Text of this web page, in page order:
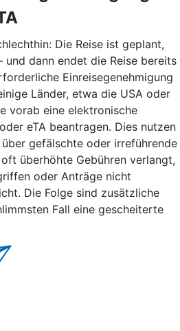
Die Reise ist geplant,
dann endet die Reise bereits
Einreisegenehmigung
Länder, etwa die USA oder
vorab eine elektronische
eTA beantragen. Dies nutzen
gefälschte oder irreführende
überhöhte Gebühren verlangt,
oder Anträge nicht
Die Folge sind zusätzliche
Fall eine gescheiterte